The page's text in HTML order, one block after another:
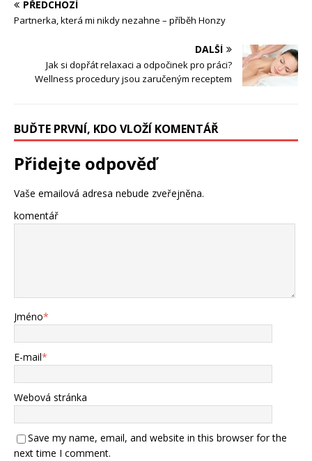
PŘEDCHOZÍ
Partnerka, která mi nikdy nezahne – příběh Honzy
DALŠÍ
Jak si dopřát relaxaci a odpočinek pro práci?
Wellness procedury jsou zaručeným receptem
BUĎTE PRVNÍ, KDO VLOŽÍ KOMENTÁŘ
Přidejte odpověď
Vaše emailová adresa nebude zveřejněna.
komentář
Jméno*
E-mail*
Webová stránka
Save my name, email, and website in this browser for the
next time I comment.